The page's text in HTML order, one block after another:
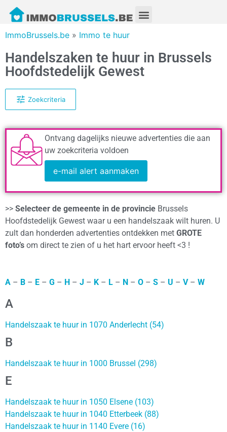
ImmoBrussels.be » Immo te huur
Handelszaken te huur in Brussels
Hoofdstedelijk Gewest
Zoekcriteria
Ontvang dagelijks nieuwe advertenties die aan
uw zoekcriteria voldoen
e-mail alert aanmaken
>> Selecteer de gemeente in de provincie Brussels
Hoofdstedelijk Gewest waar u een handelszaak wilt huren. U
zult dan honderden advertenties ontdekken met GROTE
foto’s om direct te zien of u het hart ervoor heeft <3 !
A – B – E – G – H – J – K – L – N – O – S – U – V– W
A
Handelszaak te huur in 1070 Anderlecht (54)
B
Handelszaak te huur in 1000 Brussel (298)
E
Handelszaak te huur in 1050 Elsene (103)
Handelszaak te huur in 1040 Etterbeek (88)
Handelszaak te huur in 1140 Evere (16)